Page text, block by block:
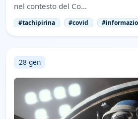
nel contesto del Co…
#tachipirina #covid
28 gen